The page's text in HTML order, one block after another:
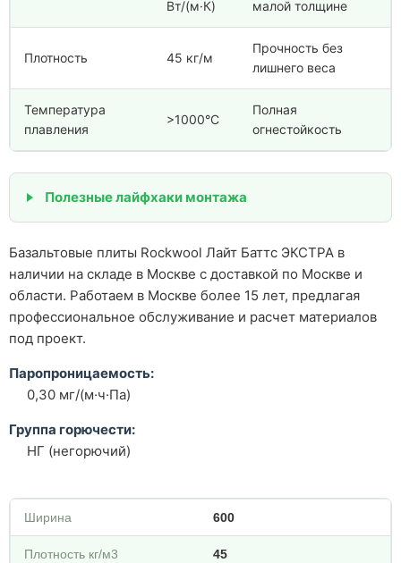
Вт/(м·К)
малой толщине
Плотность 45 кг/м
Прочность без
лишнего веса
Температура
плавления
>1000°C
Полная
огнестойкость
Полезные лайфхаки монтажа
Базальтовые плиты Rockwool Лайт Баттс ЭКСТРА в
наличии на складе в Москве с доставкой по Москве и
области. Работаем в Москве более 15 лет, предлагая
профессиональное обслуживание и расчет материалов
под проект.
Паропроницаемость:
0,30 мг/(м·ч·Па)
Группа горючести:
НГ (негорючий)
Ширина 600
Плотность кг/м3 45